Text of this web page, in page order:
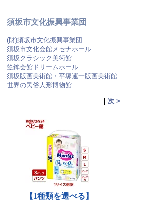
須坂市文化振興事業団
(財)須坂市文化振興事業団
須坂市文化会館メセナホール
須坂クラシック美術館
笠鉾会館ドリームホール
須坂版画美術館・平塚運一版画美術館
世界の民俗人形博物館
| 次 >